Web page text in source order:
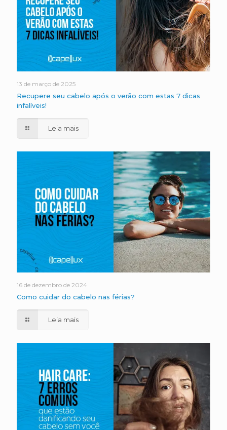
13 de março de 2025
Recupere seu cabelo após o verão com estas 7 dicas
infalíveis!
Leia mais
16 de dezembro de 2024
Como cuidar do cabelo nas férias?
Leia mais